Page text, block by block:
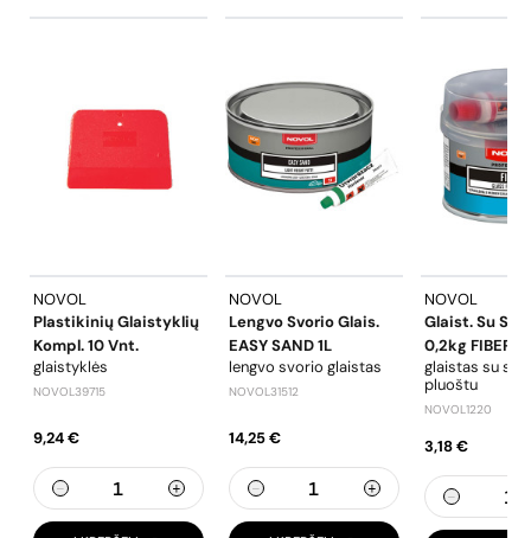
NOVOL
Plastikinių Glaistyklių
Kompl. 10 Vnt.
glaistyklės
NOVOL39715
9,24 €
NOVOL
Lengvo Svorio Glais.
EASY SAND 1L
lengvo svorio glaistas
NOVOL31512
14,25 €
NOVOL
Glaist. Su
0,2kg FIBER
glaistas su
pluoštu
NOVOL1220
3,18 €